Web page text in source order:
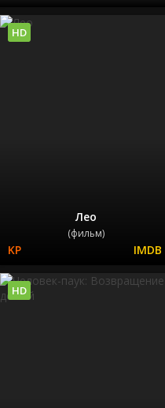
Лео
(фильм)
HD
HD